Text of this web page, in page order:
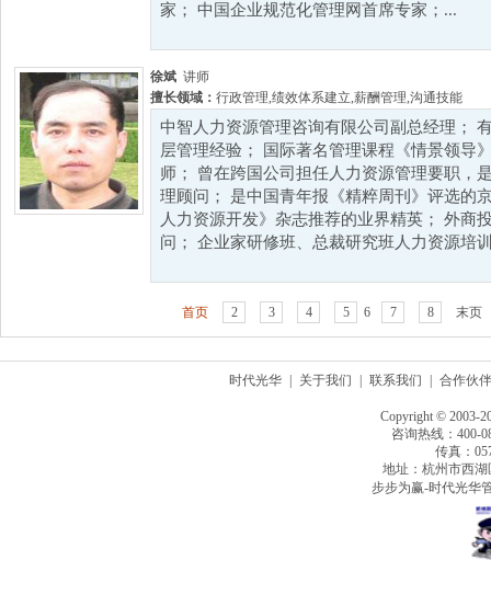
家； 中国企业规范化管理网首席专家；...
徐斌 讲师
擅长领域： 行政管理,绩效体系建立,薪酬管理,沟通技能
中智人力资源管理咨询有限公司副总经理；
层管理经验； 国际著名管理课程《情景领导
师； 曾在跨国公司担任人力资源管理要职，
理顾问； 是中国青年报《精粹周刊》评选的
人力资源开发》杂志推荐的业界精英； 外商
问； 企业家研修班、总裁研究班人力资源培
首页 2 3 4 5 6 7 8 末页
时代光华 关于我们 联系我们 合作伙伴
Copyright © 2003-
咨询热线：400-
传真：
地址：杭州市西
步步为赢-时代光华